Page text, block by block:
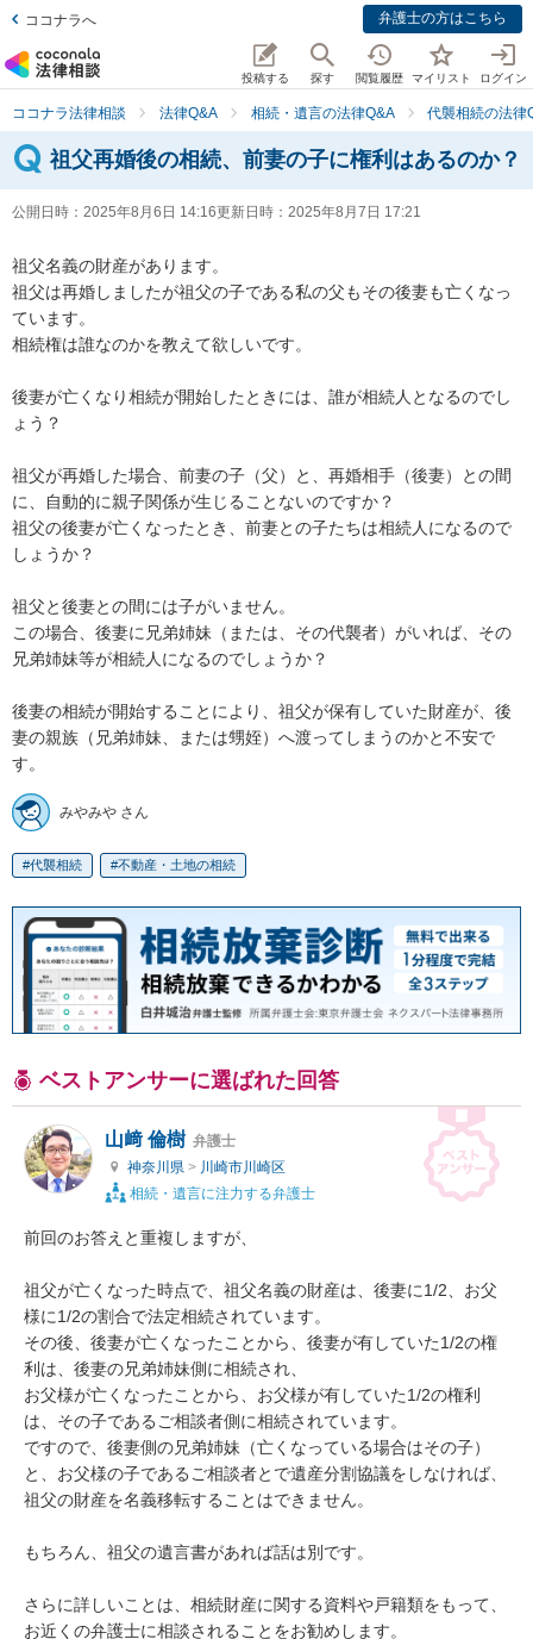
ココナラへ 弁護士の方はこちら
投稿する 探す 閲覧履歴 マイリスト ログイン
ココナラ法律相談 法律Q&A 相続・遺言の法律Q&A 代襲相続の法律
祖父再婚後の相続、前妻の子に権利はあるのか？
公開日時： 2025年8月6日 14:16更新日時： 2025年8月7日 17:21
祖父名義の財産があります。
祖父は再婚しましたが祖父の子である私の父もその後妻も亡くなっ
ています。
相続権は誰なのかを教えて欲しいです。
後妻が亡くなり相続が開始したときには、誰が相続人となるのでし
ょう？
祖父が再婚した場合、前妻の子（父）と、再婚相手（後妻）との間
に、自動的に親子関係が生じることないのですか？
祖父の後妻が亡くなったとき、前妻との子たちは相続人になるので
しょうか？
祖父と後妻との間には子がいません。
この場合、後妻に兄弟姉妹（または、その代襲者）がいれば、その
兄弟姉妹等が相続人になるのでしょうか？
後妻の相続が開始することにより、祖父が保有していた財産が、後
妻の親族（兄弟姉妹、または甥姪）へ渡ってしまうのかと不安で
す。
みやみや さん
代襲相続 不動産・土地の相続
ベストアンサーに選ばれた回答
山﨑 倫樹 弁護士
神奈川県 > 川崎市川崎区
相続・遺言に注力する弁護士
前回のお答えと重複しますが、
祖父が亡くなった時点で、祖父名義の財産は、後妻に1/2、お父
様に1/2の割合で法定相続されています。
その後、後妻が亡くなったことから、後妻が有していた1/2の権
利は、後妻の兄弟姉妹側に相続され、
お父様が亡くなったことから、お父様が有していた1/2の権利
は、その子であるご相談者側に相続されています。
ですので、後妻側の兄弟姉妹（亡くなっている場合はその子）
と、お父様の子であるご相談者とで遺産分割協議をしなければ、
祖父の財産を名義移転することはできません。
もちろん、祖父の遺言書があれば話は別です。
さらに詳しいことは、相続財産に関する資料や戸籍類をもって、
お近くの弁護士に相談されることをお勧めします。